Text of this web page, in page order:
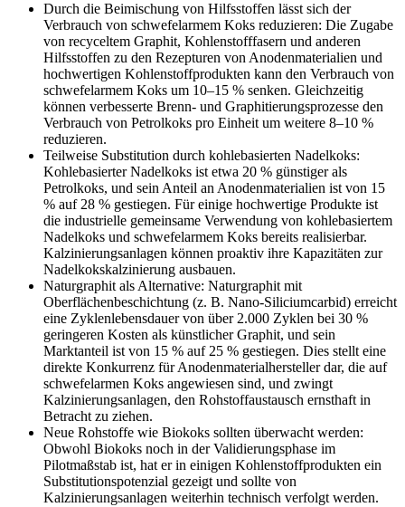
Durch die Beimischung von Hilfsstoffen lässt sich der
Verbrauch von schwefelarmem Koks reduzieren: Die Zugabe
von recyceltem Graphit, Kohlenstofffasern und anderen
Hilfsstoffen zu den Rezepturen von Anodenmaterialien und
hochwertigen Kohlenstoffprodukten kann den Verbrauch von
schwefelarmem Koks um 10–15 % senken. Gleichzeitig
können verbesserte Brenn- und Graphitierungsprozesse den
Verbrauch von Petrolkoks pro Einheit um weitere 8–10 %
reduzieren.
Teilweise Substitution durch kohlebasierten Nadelkoks:
Kohlebasierter Nadelkoks ist etwa 20 % günstiger als
Petrolkoks, und sein Anteil an Anodenmaterialien ist von 15
% auf 28 % gestiegen. Für einige hochwertige Produkte ist
die industrielle gemeinsame Verwendung von kohlebasiertem
Nadelkoks und schwefelarmem Koks bereits realisierbar.
Kalzinierungsanlagen können proaktiv ihre Kapazitäten zur
Nadelkokskalzinierung ausbauen.
Naturgraphit als Alternative: Naturgraphit mit
Oberflächenbeschichtung (z. B. Nano-Siliciumcarbid) erreicht
eine Zyklenlebensdauer von über 2.000 Zyklen bei 30 %
geringeren Kosten als künstlicher Graphit, und sein
Marktanteil ist von 15 % auf 25 % gestiegen. Dies stellt eine
direkte Konkurrenz für Anodenmaterialhersteller dar, die auf
schwefelarmen Koks angewiesen sind, und zwingt
Kalzinierungsanlagen, den Rohstoffaustausch ernsthaft in
Betracht zu ziehen.
Neue Rohstoffe wie Biokoks sollten überwacht werden:
Obwohl Biokoks noch in der Validierungsphase im
Pilotmaßstab ist, hat er in einigen Kohlenstoffprodukten ein
Substitutionspotenzial gezeigt und sollte von
Kalzinierungsanlagen weiterhin technisch verfolgt werden.